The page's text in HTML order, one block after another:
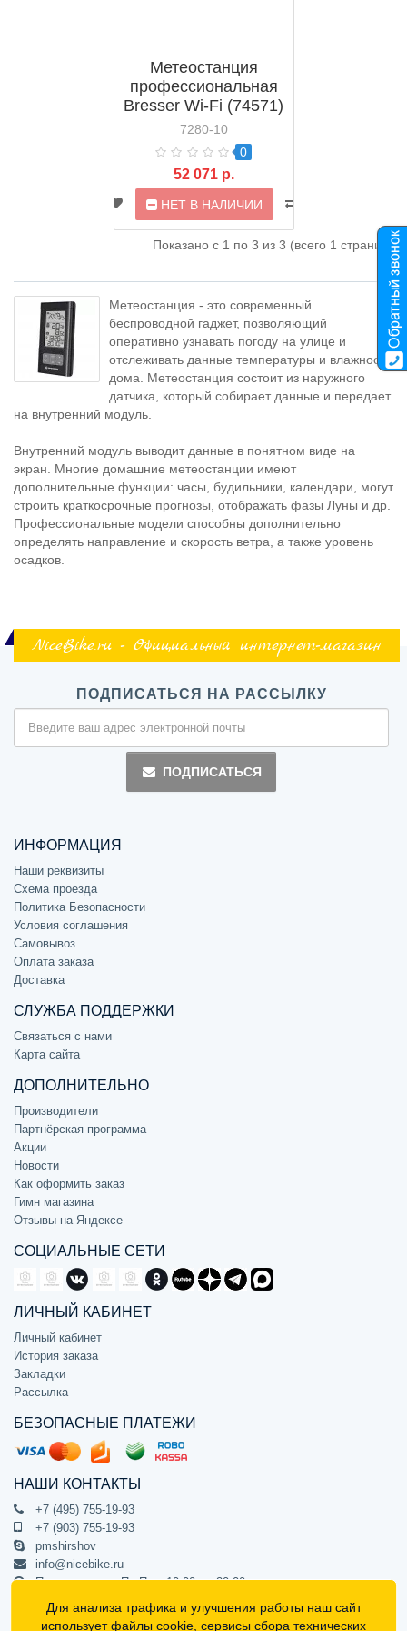
Метеостанция
профессиональная
Bresser Wi-Fi (74571)
7280-10
0
52 071 р.
НЕТ В НАЛИЧИИ
Показано с 1 по 3 из 3 (всего 1 страниц)
Метеостанция - это современный
беспроводной гаджет, позволяющий
оперативно узнавать погоду на улице и
отслеживать данные температуры и влажности
дома. Метеостанция состоит из наружного
датчика, который собирает данные и передает
на внутренний модуль.
Внутренний модуль выводит данные в понятном виде на
экран. Многие домашние метеостанции имеют
дополнительные функции: часы, будильники, календари, могут
строить краткосрочные прогнозы, отображать фазы Луны и др.
Профессиональные модели способны дополнительно
определять направление и скорость ветра, а также уровень
осадков.
NiceBike.ru - Официальный интернет-магазин
ПОДПИСАТЬСЯ НА РАССЫЛКУ
ПОДПИСАТЬСЯ
ИНФОРМАЦИЯ
Наши реквизиты
Схема проезда
Политика Безопасности
Условия соглашения
Самовывоз
Оплата заказа
Доставка
СЛУЖБА ПОДДЕРЖКИ
Связаться с нами
Карта сайта
ДОПОЛНИТЕЛЬНО
Производители
Партнёрская программа
Акции
Новости
Как оформить заказ
Гимн магазина
Отзывы на Яндексе
СОЦИАЛЬНЫЕ СЕТИ
ЛИЧНЫЙ КАБИНЕТ
Личный кабинет
История заказа
Закладки
Рассылка
БЕЗОПАСНЫЕ ПЛАТЕЖИ
НАШИ КОНТАКТЫ
+7 (495) 755-19-93
+7 (903) 755-19-93
pmshirshov
info@nicebike.ru
Прием звонков Пн-Пт с 10:00 до 20:00
ПВЗ Пн-Пт с 10:00 до 20:00
г. Москва, ул. Барклая 13с1
Для анализа трафика и улучшения работы наш сайт
используетфайлы cookie , сервисы сбора технических